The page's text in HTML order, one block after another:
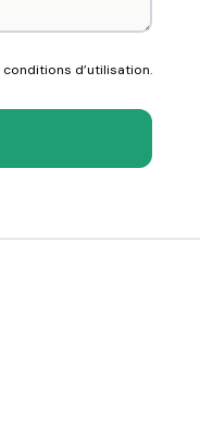
conditions d’utilisation.